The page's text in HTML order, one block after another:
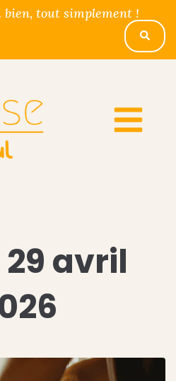
tout simplement !
29 avril